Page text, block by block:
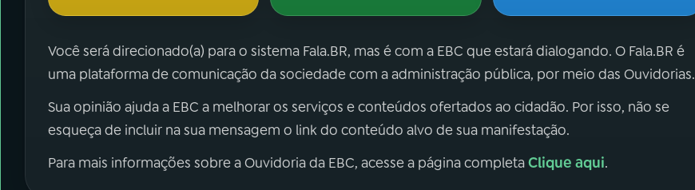
Você será direcionado(a) para o sistema Fala.BR, mas é com a EBC que estará dialogando. O Fala.BR é
uma plataforma de comunicação da sociedade com a administração pública, por meio das Ouvidorias.
Sua opinião ajuda a EBC a melhorar os serviços e conteúdos ofertados ao cidadão. Por isso, não se
esqueça de incluir na sua mensagem o link do conteúdo alvo de sua manifestação.
Para mais informações sobre a Ouvidoria da EBC, acesse a página completaClique aqui.